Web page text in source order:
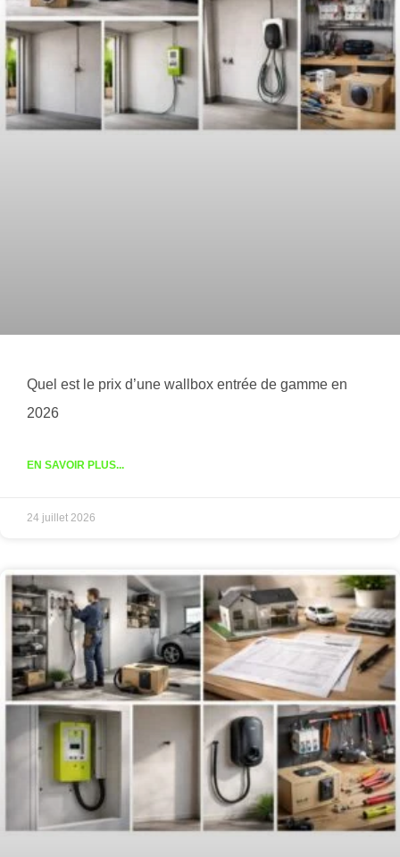
Quel est le prix d’une wallbox entrée de gamme en
2026
EN SAVOIR PLUS...
24 juillet 2026